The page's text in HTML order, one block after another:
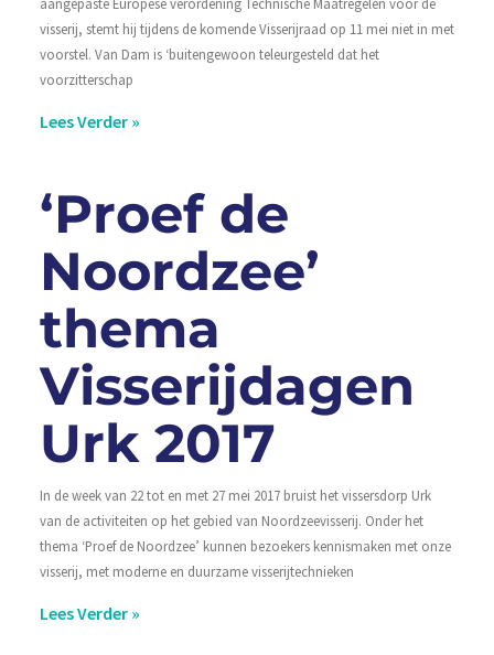
visserij, stemt hij tijdens de komende Visserijraad op 11 mei niet in met
voorstel. Van Dam is ‘buitengewoon teleurgesteld dat het
voorzitterschap
Lees Verder »
‘Proef de
Noordzee’
thema
Visserijdagen
Urk 2017
In de week van 22 tot en met 27 mei 2017 bruist het vissersdorp Urk
van de activiteiten op het gebied van Noordzeevisserij. Onder het
thema ‘Proef de Noordzee’ kunnen bezoekers kennismaken met onze
visserij, met moderne en duurzame visserijtechnieken
Lees Verder »